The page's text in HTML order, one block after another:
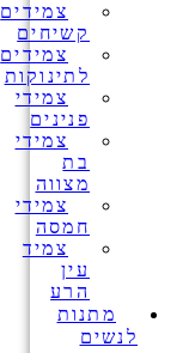
צמידים
קשיחים
צמידים
לתינוקות
צמידי
פנינים
צמידי
בת
מצווה
צמידי
חמסה
צמיד
עין
הרע
מתנות
לנשים